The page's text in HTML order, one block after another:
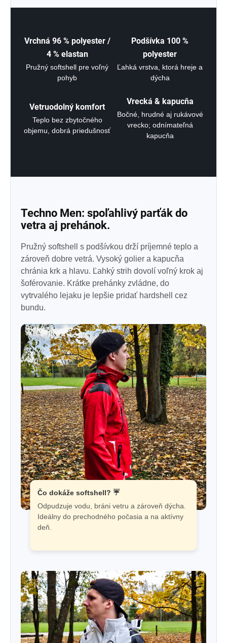
Vrchná 96 % polyester /
4 % elastan
Pružný softshell pre voľný
pohyb
Podšívka 100 %
polyester
Ľahká vrstva, ktorá hreje a
dýcha
Vetruodolný komfort
Teplo bez zbytočného
objemu, dobrá priedušnosť
Vrecká & kapucňa
Bočné, hrudné aj rukávové
vrecko; odnímateľná
kapucňa
Techno Men: spoľahlivý parťák do
vetra aj prehánok.
Pružný softshell s podšívkou drží príjemné teplo a
zároveň dobre vetrá. Vysoký golier a kapucňa
chránia krk a hlavu. Ľahký strih dovolí voľný krok aj
šoférovanie. Krátke prehánky zvládne, do
vytrvalého lejaku je lepšie pridať hardshell cez
bundu.
Čo dokáže softshell? ☔
Odpudzuje vodu, bráni vetru a zároveň dýcha.
Ideálny do prechodného počasia a na aktívny
deň.